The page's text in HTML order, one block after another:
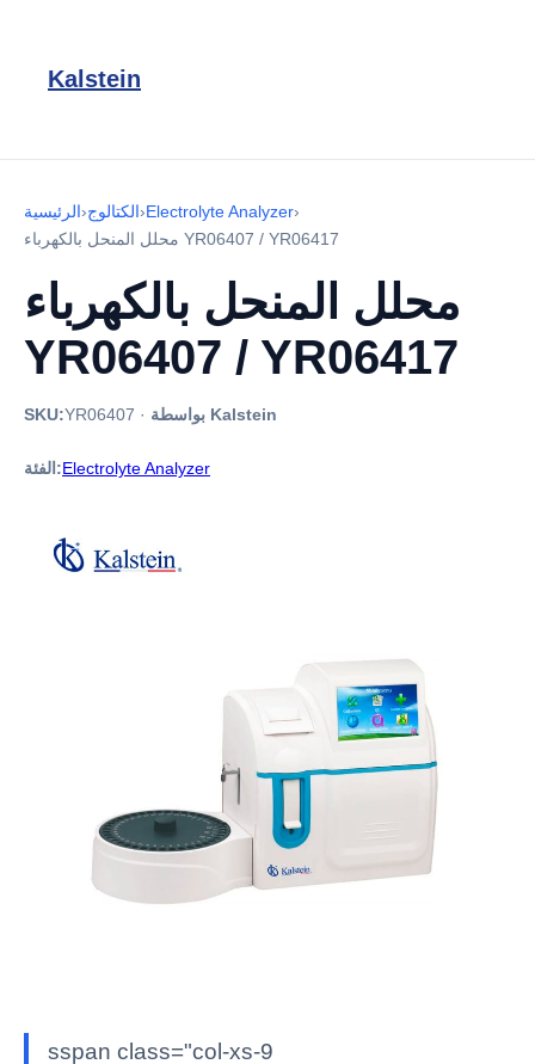
Kalstein
الرئيسية›الكتالوج›Electrolyte Analyzer›
محلل المنحل بالكهرباء YR06407 / YR06417
محلل المنحل بالكهرباء
YR06407 / YR06417
SKU:YR06407 · بواسطة Kalstein
الفئة:Electrolyte Analyzer
sspan class="col-xs-9